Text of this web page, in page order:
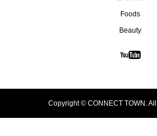
Foods
Beauty
Copyright ©CONNECT TOWN.